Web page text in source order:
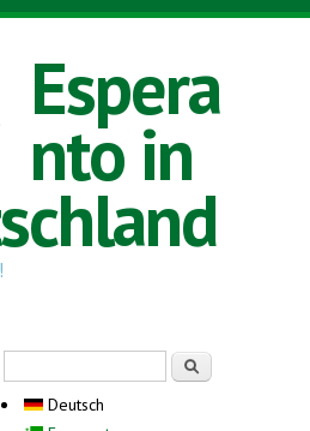
Espera
nto in
Deutsch